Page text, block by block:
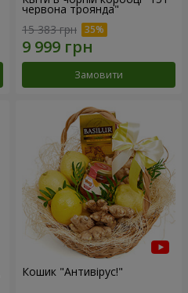
червона троянда"
15 383 грн
Замовити
Кошик "Антивірус!"